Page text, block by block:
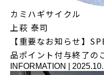
カミハギサイクル
上萩 泰司
【重要なお知らせ】
品ポイント付与終了の
INFORMATION